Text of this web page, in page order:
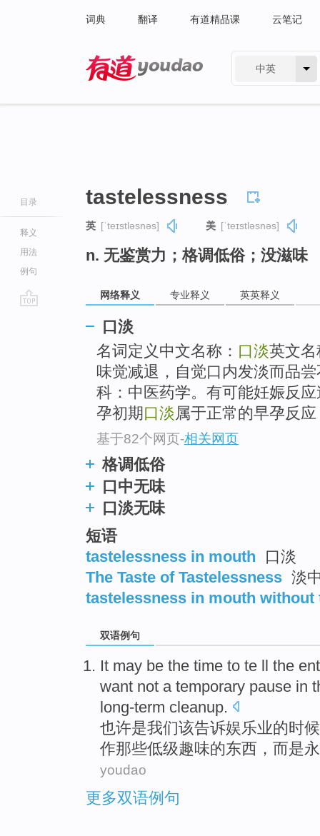
词典 翻译 有道精品课 云笔记
中英
目录
释义
用法
例句
tastelessness
英 [ˈteɪstləsnəs] 美 [ˈteɪstləsnəs]
n. 无鉴赏力；格调低俗；没滋味
网络释义 专业释义 英英释义
口淡
名词定义中文名称： 口淡英文
味觉减退，自觉口内发淡而品
科：中医药学。有可能妊娠反
孕初期 口淡属于正常的早孕反
基于82个网页-相关网页
格调低俗
口中无味
口淡无味
短语
tastelessness in mouth
口淡
The Taste of Tastelessness 淡
tastelessness in mouth without
双语例句
It may be the time to te ll the
want not a temporary pause in
long-term cleanup.
也许是我们该告诉娱乐业的时候
作那些低级趣味的东西， 而是
youdao
更多双语例句